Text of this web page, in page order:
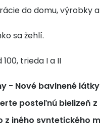
do domu, výrobky
sa žehlí.
trieda I a II
- Nové bavlnené
posteľnú bielizeň
iného syntetického